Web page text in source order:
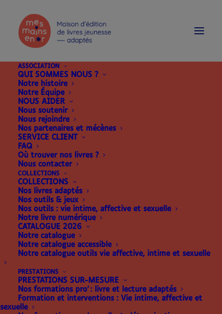
ASSOCIATION
QUI SOMMES NOUS ?
Notre histoire
Notre Équipe
NOUS AIDER
Nous soutenir
Nous rejoindre
Nos partenaires et mécènes
SERVICE CLIENT
FAQ
Où trouver nos livres ?
Nous contacter
COLLECTIONS
COLLECTIONS
Nos livres adaptés
Nos outils & jeux
Nos outils : vie intime, affective et sexuelle
Notre livre numérique
CATALOGUE 2026
Notre catalogue
Notre catalogue accessible
Notre catalogue outils vie affective, intime et sexuelle
PRESTATIONS
PRESTATIONS SUR-MESURE
Nos formations pro’ : livre et lecture adaptés
Formation et interventions : Vie intime, affective et
sexuelle